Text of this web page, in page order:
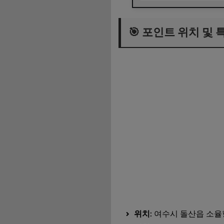
🎣 채비 추천 & 낚시
🎯 포인트 위치 및
위치: 여수시 돌산읍 소율